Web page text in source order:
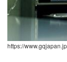
https://